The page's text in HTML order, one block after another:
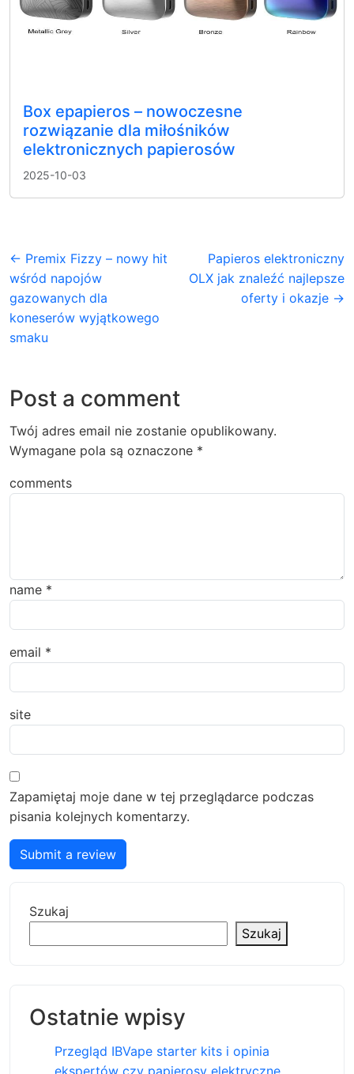
Box epapieros – nowoczesne
rozwiązanie dla miłośników
elektronicznych papierosów
2025-10-03
← Premix Fizzy – nowy hit
wśród napojów
gazowanych dla
koneserów wyjątkowego
smaku
Papieros elektroniczny
OLX jak znaleźć najlepsze
oferty i okazje →
Post a comment
Twój adres email nie zostanie opublikowany.
Wymagane pola są oznaczone *
comments
name *
email *
site
Zapamiętaj moje dane w tej przeglądarce podczas
pisania kolejnych komentarzy.
Submit a review
Szukaj
Szukaj
Ostatnie wpisy
Przegląd IBVape starter kits i opinia
ekspertów czy papierosy elektryczne